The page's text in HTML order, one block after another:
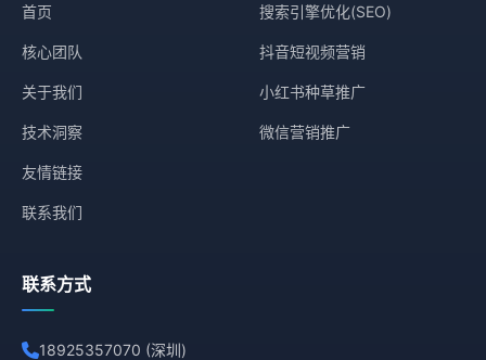
首页
核心团队
关于我们
技术洞察
友情链接
联系我们
搜索引擎优化(SEO)
抖音短视频营销
小红书种草推广
微信营销推广
联系方式
18925357070 (深圳)